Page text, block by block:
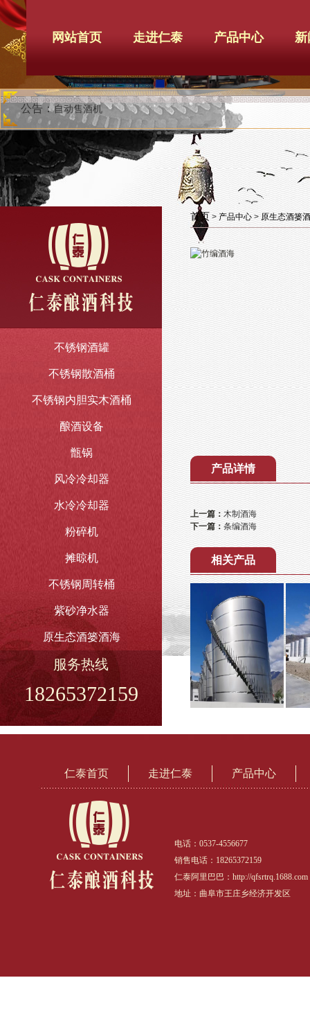
网站首页 走进仁泰 产品中心 新
公告：自动售酒机
不锈钢酒罐
不锈钢散酒桶
不锈钢内胆实木酒桶
酿酒设备
甑锅
风冷冷却器
水冷冷却器
粉碎机
摊晾机
不锈钢周转桶
紫砂净水器
原生态酒篓酒海
服务热线
18265372159
首页 > 产品中心 > 原生态酒篓
产品详情
上一篇：木制酒海
下一篇： 条编酒海
相关产品
仁泰首页 走进仁泰 产品中心
电话：0537-4556677
销售电话：18265372159
仁泰阿里巴巴：http://qfsrtrq.1688.com
地址：曲阜市王庄乡经济开发区